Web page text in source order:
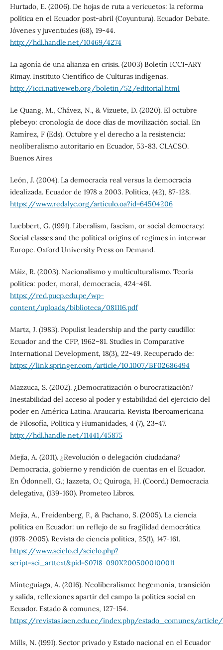
Hurtado, E. (2006). De hojas de ruta a vericuetos: la reforma
política en el Ecuador post-abril (Coyuntura). Ecuador Debate.
Jóvenes y juventudes (68), 19-44.
http://hdl.handle.net/10469/4274
La agonía de una alianza en crisis. (2003) Boletín ICCI-ARY
Rimay. Instituto Científico de Culturas indígenas.
http://icci.nativeweb.org/boletin/52/editorial.html
Le Quang, M., Chávez, N., & Vizuete, D. (2020). El octubre
plebeyo: cronología de doce días de movilización social. En
Ramírez, F (Eds). Octubre y el derecho a la resistencia:
neoliberalismo autoritario en Ecuador, 53-83. CLACSO.
Buenos Aires
León, J. (2004). La democracia real versus la democracia
idealizada. Ecuador de 1978 a 2003. Política, (42), 87-128.
https://www.redalyc.org/articulo.oa?id=64504206
Luebbert, G. (1991). Liberalism, fascism, or social democracy:
Social classes and the political origins of regimes in interwar
Europe. Oxford University Press on Demand.
Máiz, R. (2003). Nacionalismo y multiculturalismo. Teoría
política: poder, moral, democracia, 424-461.
https://red.pucp.edu.pe/wp-
content/uploads/biblioteca/081116.pdf
Martz, J. (1983). Populist leadership and the party caudillo:
Ecuador and the CFP, 1962–81. Studies in Comparative
International Development, 18(3), 22-49. Recuperado de:
https://link.springer.com/article/10.1007/BF02686494
Mazzuca, S. (2002). ¿Democratización o burocratización?
Inestabilidad del acceso al poder y estabilidad del ejercicio del
poder en América Latina. Araucaria. Revista Iberoamericana
de Filosofía, Política y Humanidades, 4 (7), 23-47.
http://hdl.handle.net/11441/45875
Mejía, A. (2011). ¿Revolución o delegación ciudadana?
Democracia, gobierno y rendición de cuentas en el Ecuador.
En O´donnell, G.; Iazzeta, O.; Quiroga, H. (Coord.) Democracia
delegativa, (139-160). Prometeo Libros.
Mejía, A., Freidenberg, F., & Pachano, S. (2005). La ciencia
política en Ecuador: un reflejo de su fragilidad democrática
(1978-2005). Revista de ciencia política, 25(1), 147-161.
https://www.scielo.cl/scielo.php?
script=sci_arttext&pid=S0718-090X2005000100011
Minteguiaga, A. (2016). Neoliberalismo: hegemonía, transición
y salida, reflexiones apartir del campo la política social en
Ecuador. Estado & comunes, 127-154.
https://revistas.iaen.edu.ec/index.php/estado_comunes/
Mills, N. (1991). Sector privado y Estado nacional en el Ecuador